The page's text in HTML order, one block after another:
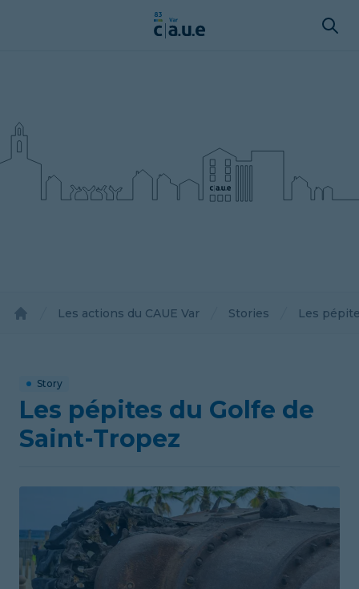
Les actions du CAUE Var Stories Les
Story
Les pépites du Golfe de
Saint-Tropez